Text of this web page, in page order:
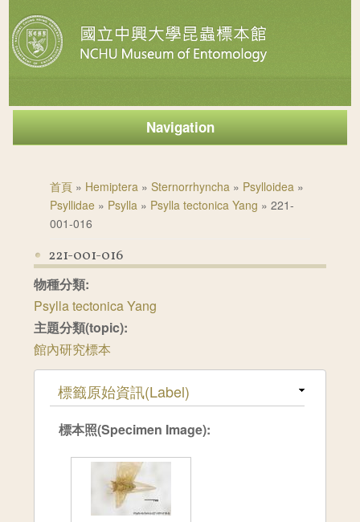
Navigation
首頁 » Hemiptera »Sternorrhyncha » Psylloidea »
Psyllidae » Psylla » Psylla tectonica Yang » 221-
001-016
221-001-016
物種分類:
Psylla tectonica Yang
主題分類(topic):
館內研究標本
隱藏
標籤原始資訊(Label)
標本照(Specimen Image):